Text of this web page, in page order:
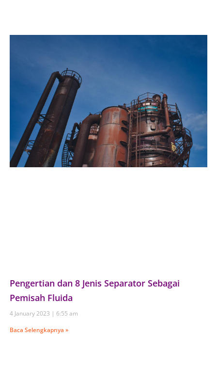
Pengertian dan 8 Jenis Separator Sebagai
Pemisah Fluida
4 January 2023
6:55 am
Baca Selengkapnya »